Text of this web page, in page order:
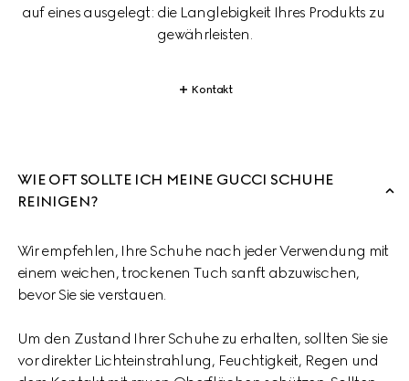
auf eines ausgelegt: die Langlebigkeit Ihres Produkts zu
gewährleisten.
Kontakt
WIE OFT SOLLTE ICH MEINE GUCCI SCHUHE
REINIGEN?
Wir empfehlen, Ihre Schuhe nach jeder Verwendung mit
einem weichen, trockenen Tuch sanft abzuwischen,
bevor Sie sie verstauen.
Um den Zustand Ihrer Schuhe zu erhalten, sollten Sie sie
vor direkter Lichteinstrahlung, Feuchtigkeit, Regen und